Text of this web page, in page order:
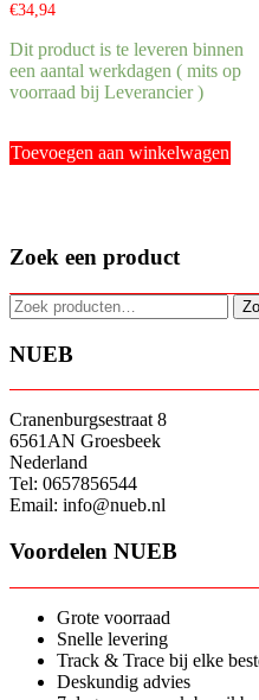
€34,94
Dit product is te leveren binnen
een aantal werkdagen ( mits op
voorraad bij Leverancier )
Toevoegen aan winkelwagen
Zoek een product
Zoeken
naar:
NUEB
Cranenburgsestraat 8
6561AN Groesbeek
Nederland
Tel: 0657856544
Email: info@nueb.nl
Voordelen NUEB
Grote voorraad
Snelle levering
Track & Trace bij elke
Deskundig advies